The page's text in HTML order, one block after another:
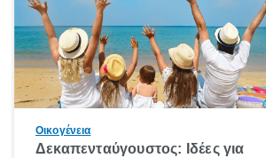
Οικογένεια
Δεκαπενταύγουστος: Ιδέες για